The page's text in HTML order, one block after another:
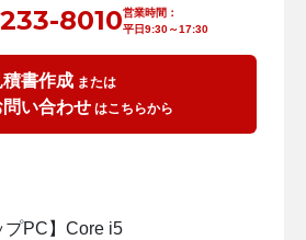
8010営業時間：
平日9:30～17:30
積書作成または
問い合わせはこちらから
PC】 Core i5